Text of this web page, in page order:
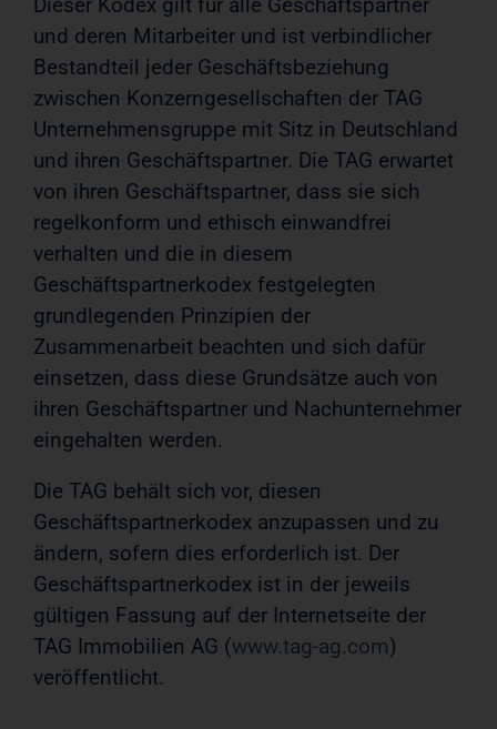
und deren Mitarbeiter und ist verbindlicher
Bestandteil jeder Geschäftsbeziehung
zwischen Konzerngesellschaften der TAG
Unternehmensgruppe mit Sitz in Deutschland
und ihren Geschäftspartner. Die TAG erwartet
von ihren Geschäftspartner, dass sie sich
regelkonform und ethisch einwandfrei
verhalten und die in diesem
Geschäftspartnerkodex festgelegten
grundlegenden Prinzipien der
Zusammenarbeit beachten und sich dafür
einsetzen, dass diese Grundsätze auch von
ihren Geschäftspartner und Nachunternehmer
eingehalten werden.
Die TAG behält sich vor, diesen
Geschäftspartnerkodex anzupassen und zu
ändern, sofern dies erforderlich ist. Der
Geschäftspartnerkodex ist in der jeweils
gültigen Fassung auf der Internetseite der
TAG Immobilien AG (www.tag-ag.com)
veröffentlicht.